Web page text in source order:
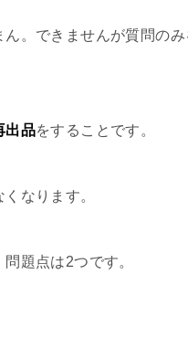
。できませんが質問の
出品をすることです。
なります。
題点は2つです。